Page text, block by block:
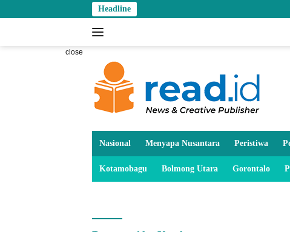
to
Headline
close
Nasional Menyapa Nusantara Peristiwa
Kotamobagu Bolmong Utara Gorontalo